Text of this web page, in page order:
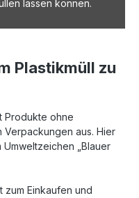
lassen können.
Plastikmüll zu
Produkte ohne
aus. Hier
„Blauer
zum Einkaufen und